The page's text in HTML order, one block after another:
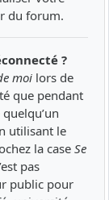
du forum.
?
moi lors de
que pendant
utilisant le
la case Se
pas
public pour